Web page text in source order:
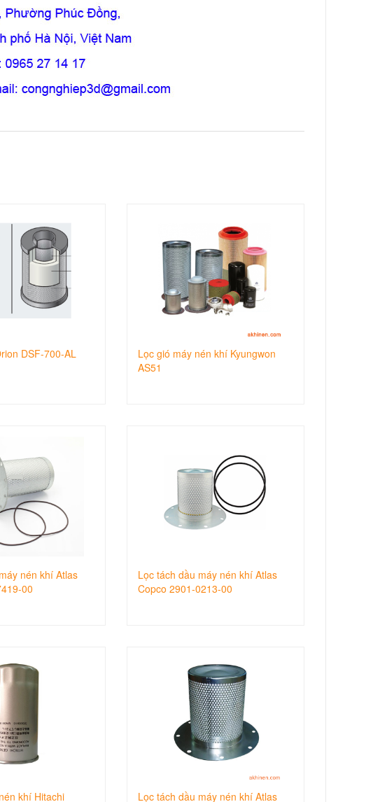
DSF-700-AL
Lọc gió máy nén khí Kyungwon
AS51
nén khí Atlas
00
Lọc tách dầu máy nén khí Atlas
Copco 2901-0213-00
khí Hitachi Lọc tách dầu máy nén khí Atlas